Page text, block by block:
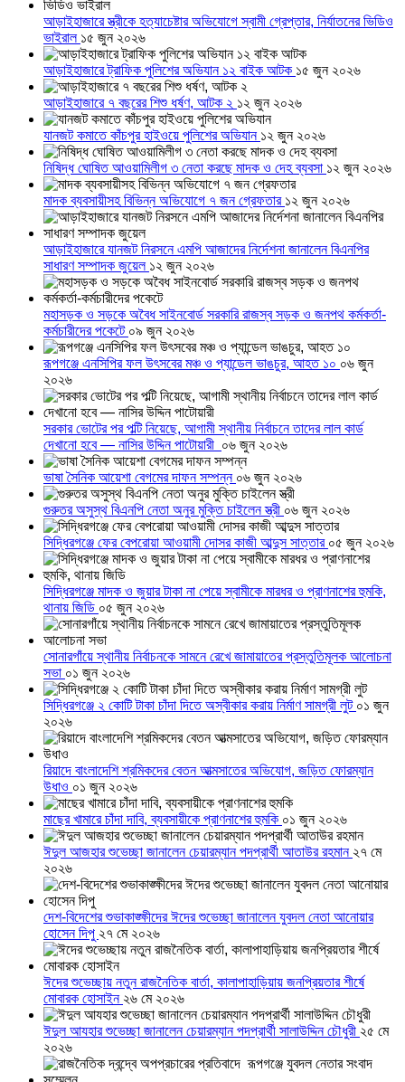
আড়াইহাজারে স্ত্রীকে হত্যাচেষ্টার অভিযোগে স্বামী গ্রেপ্তার, নির্যাতনের ভিডিও
ভাইরাল ১৫ জুন ২০২৬
আড়াইহাজারে ট্রাফিক পুলিশের অভিযান ১২ বাইক আটক ১৫ জুন ২০২৬
আড়াইহাজারে ৭ বছরের শিশু ধর্ষণ, আটক ২ ১২ জুন ২০২৬
যানজট কমাতে কাঁচপুর হাইওয়ে পুলিশের অভিযান ১২ জুন ২০২৬
নিষিদ্ধ ঘোষিত আওয়ামিলীগ ৩ নেতা করছে মাদক ও দেহ ব্যবসা ১২ জুন ২০২৬
মাদক ব্যবসায়ীসহ বিভিন্ন অভিযোগে ৭ জন গ্রেফতার ১২ জুন ২০২৬
আড়াইহাজারে যানজট নিরসনে এমপি আজাদের নির্দেশনা জানালেন বিএনপির
সাধারণ সম্পাদক জুয়েল ১২ জুন ২০২৬
মহাসড়ক ও সড়কে অবৈধ সাইনবোর্ড সরকারি রাজস্ব সড়ক ও জনপথ কর্মকর্তা-
কর্মচারীদের পকেটে ০৯ জুন ২০২৬
রূপগঞ্জে এনসিপির ফল উৎসবের মঞ্চ ও প্যান্ডেল ভাঙচুর, আহত ১০ ০৬ জুন
২০২৬
সরকার ভোটের পর পল্টি নিয়েছে, আগামী স্থানীয় নির্বাচনে তাদের লাল কার্ড
দেখানো হবে — নাসির উদ্দিন পাটোয়ারী ০৬ জুন ২০২৬
ভাষা সৈনিক আয়েশা বেগমের দাফন সম্পন্ন ০৬ জুন ২০২৬
গুরুতর অসুস্থ বিএনপি নেতা অনুর মুক্তি চাইলেন স্ত্রী ০৬ জুন ২০২৬
সিদ্ধিরগঞ্জে ফের বেপরোয়া আওয়ামী দোসর কাজী আব্দুস সাত্তার ০৫ জুন ২০২৬
সিদ্ধিরগঞ্জে মাদক ও জুয়ার টাকা না পেয়ে স্বামীকে মারধর ও প্রাণনাশের হুমকি,
থানায় জিডি ০৫ জুন ২০২৬
সোনারগাঁয়ে স্থানীয় নির্বাচনকে সামনে রেখে জামায়াতের প্রস্তুতিমূলক আলোচনা
সভা ০১ জুন ২০২৬
সিদ্ধিরগঞ্জে ২ কোটি টাকা চাঁদা দিতে অস্বীকার করায় নির্মাণ সামগ্রী লুট ০১ জুন
২০২৬
রিয়াদে বাংলাদেশি শ্রমিকদের বেতন আত্মসাতের অভিযোগ, জড়িত ফোরম্যান
উধাও ০১ জুন ২০২৬
মাছের খামারে চাঁদা দাবি, ব্যবসায়ীকে প্রাণনাশের হুমকি ০১ জুন ২০২৬
ঈদুল আজহার শুভেচ্ছা জানালেন চেয়ারম্যান পদপ্রার্থী আতাউর রহমান ২৭ মে
২০২৬
দেশ-বিদেশের শুভাকাঙ্ক্ষীদের ঈদের শুভেচ্ছা জানালেন যুবদল নেতা আনোয়ার
হোসেন দিপু ২৭ মে ২০২৬
ঈদের শুভেচ্ছায় নতুন রাজনৈতিক বার্তা, কালাপাহাড়িয়ায় জনপ্রিয়তার শীর্ষে
মোবারক হোসাইন ২৬ মে ২০২৬
ঈদুল আযহার শুভেচ্ছা জানালেন চেয়ারম্যান পদপ্রার্থী সালাউদ্দিন চৌধুরী ২৫ মে
২০২৬